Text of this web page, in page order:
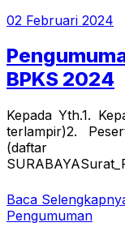
02 Februari 2024
BPKS 2024
Kepada Yth.1.
terlampir)2.
Baca
Pengumuman